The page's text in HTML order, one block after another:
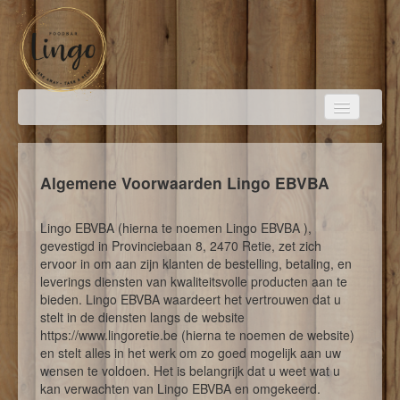
BESTELLEN
FOTO'S
LOGIN
Algemene Voorwaarden Lingo EBVBA
Lingo EBVBA (hierna te noemen Lingo EBVBA ),
gevestigd in Provinciebaan 8, 2470 Retie, zet zich
ervoor in om aan zijn klanten de bestelling, betaling, en
leverings diensten van kwaliteitsvolle producten aan te
bieden. Lingo EBVBA waardeert het vertrouwen dat u
stelt in de diensten langs de website
https://www.lingoretie.be (hierna te noemen de website)
en stelt alles in het werk om zo goed mogelijk aan uw
wensen te voldoen. Het is belangrijk dat u weet wat u
kan verwachten van Lingo EBVBA en omgekeerd.